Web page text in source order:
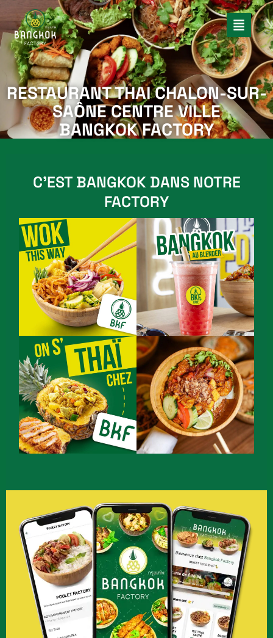
RESTAURANT THAI CHALON-SUR-
SAÔNE CENTRE VILLE
BANGKOK FACTORY
C’EST BANGKOK DANS NOTRE
FACTORY